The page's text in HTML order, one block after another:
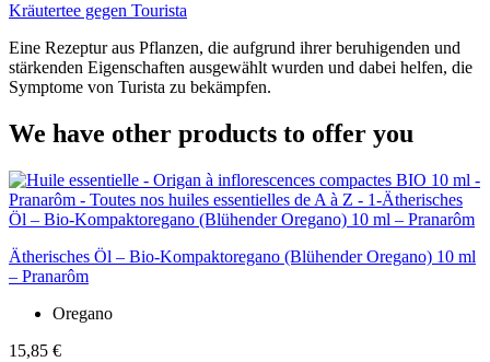
Kräutertee gegen Tourista
Eine Rezeptur aus Pflanzen, die aufgrund ihrer beruhigenden und
stärkenden Eigenschaften ausgewählt wurden und dabei helfen, die
Symptome von Turista zu bekämpfen.
We have other products to offer you
Ätherisches Öl – Bio-Kompaktoregano (Blühender Oregano) 10 ml
– Pranarôm
Oregano
15,85 €